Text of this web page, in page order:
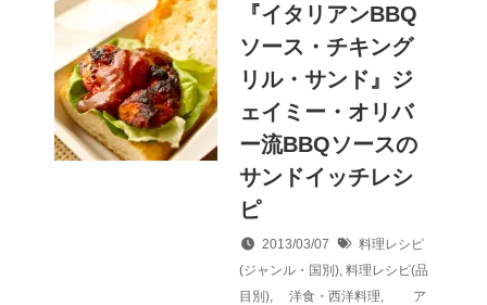
『イタリアンBBQ
ソース・チキング
リル・サンド』ジ
ェイミー・オリバ
ー流BBQソースの
サンドイッチレシ
ピ
2013/03/07
料理レシピ
(ジャンル・国別), 料理レシピ(品
目別), 洋食・西洋料理,
ア